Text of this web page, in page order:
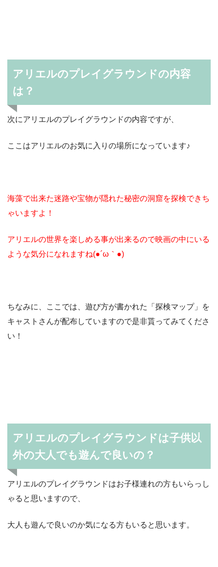
アリエルのプレイグラウンドの内容
は？
次にアリエルのプレイグラウンドの内容ですが、
ここはアリエルのお気に入りの場所になっています♪
海藻で出来た迷路や宝物が隠れた秘密の洞窟を探検できち
ゃいますよ！
アリエルの世界を楽しめる事が出来るので映画の中にいる
ような気分になれますね(●´ω｀●)
ちなみに、ここでは、遊び方が書かれた「探検マップ」を
キャストさんが配布していますので是非貰ってみてくださ
い！
アリエルのプレイグラウンドは子供以
外の大人でも遊んで良いの？
アリエルのプレイグラウンドはお子様連れの方もいらっし
ゃると思いますので、
大人も遊んで良いのか気になる方もいると思います。